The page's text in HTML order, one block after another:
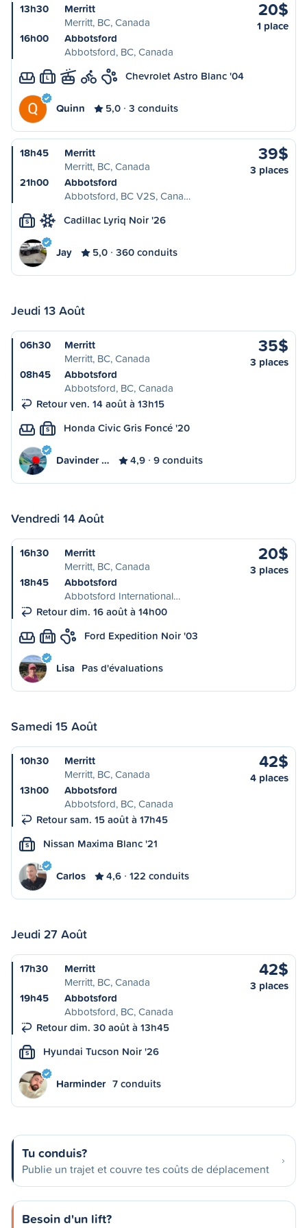
13h30
Merritt
Merritt, BC, Canada
16h00
Abbotsford
Abbotsford, BC, Canada
20$
1 place
L Chevrolet Astro Blanc '04
Quinn 5,0 3 conduits
18h45
Merritt
Merritt, BC, Canada
21h00
Abbotsford
Abbotsford, BC V2S, Cana…
39$
3 places
S Cadillac Lyriq Noir '26
Jay 5,0 360 conduits
Jeudi 13 Août
06h30
Merritt
Merritt, BC, Canada
08h45
Abbotsford
Abbotsford, BC, Canada
Retour ven. 14 août à 13h15
35$
3 places
S Honda Civic Gris Foncé '20
Davinder … 4,9 9 conduits
Vendredi 14 Août
16h30
Merritt
Merritt, BC, Canada
18h45
Abbotsford
Abbotsford International…
Retour dim. 16 août à 14h00
20$
3 places
M Ford Expedition Noir '03
Lisa Pas d'évaluations
Samedi 15 Août
10h30
Merritt
Merritt, BC, Canada
13h00
Abbotsford
Abbotsford, BC, Canada
Retour sam. 15 août à 17h45
42$
4 places
S Nissan Maxima Blanc '21
Carlos 4,6 122 conduits
Jeudi 27 Août
17h30
Merritt
Merritt, BC, Canada
19h45
Abbotsford
Abbotsford, BC, Canada
Retour dim. 30 août à 13h45
42$
3 places
S Hyundai Tucson Noir '26
Harminder 7 conduits
Tu conduis?
Publie un trajet et couvre tes coûts de déplacement
Besoin d'un lift?